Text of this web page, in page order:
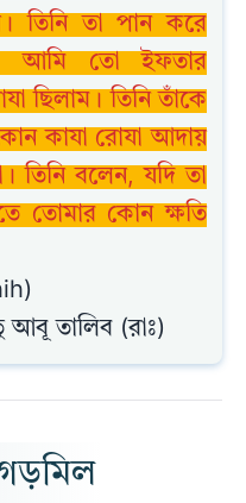
তিনি তা পান করে
আমি তো ইফতার
ছিলাম। তিনি তাঁকে
কাযা রোযা আদায়
তিনি বলেন, যদি তা
তোমার কোন ক্ষতি
আবূ তালিব (রাঃ)